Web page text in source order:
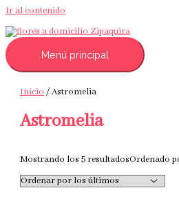
Ir al contenido
Menú principal
Inicio / Astromelia
Astromelia
Mostrando los 5 resultadosOrdenado